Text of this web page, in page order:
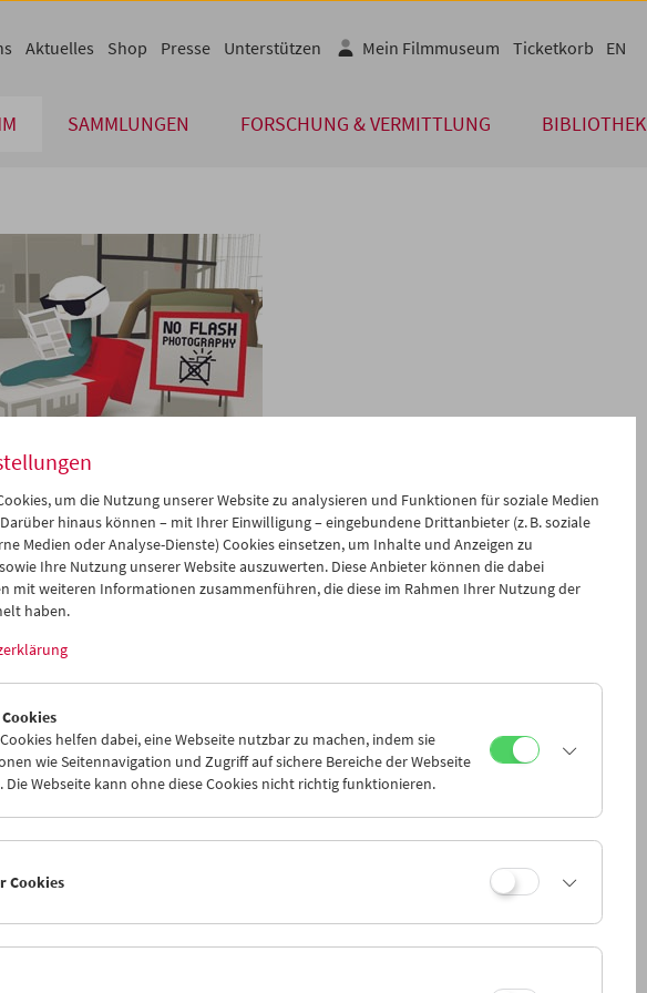
SAMMLUNGEN FORSCHUNG & VERMITTLUNG BIBLIOTHEK
Aktuelles Shop Presse Unterstützen Mein Filmmuseum Ticketkorb EN
Leinwand
1900 | 2012: Bücher und Filme
2012
1890 und 1914 als Kunst des industriellen Zeitalters entfaltet, mit seinen verbotenen
seinen neuen Wahrnehmungsoptionen für ein Massenpublikum und seinen
gegenüber der bürgerlichen Kultur. Zweitens: wie der Film heute, im digitalen
ganz neue Falten wirft; wie sich seine Räume, Bilder und Wahrnehmungen
– im dichten Wechselspiel zwischen Kino, Internet und den klassischen Künsten
Angesicht neuer „User“-Psychologie und „grenzenloser“ Cinephilie. Ob – und wenn
innen, die mögliche Brücken und Abgründe zwischen den beiden Epochen
Publikationen handelt es sich umTraum und Exzess,Klaus Kreimeiers schillernde
des frühen Kinos ­(erschienen in der gemeinsamen Reihe von Zsolnay-Verlag
um die Nutzung unserer Website zu analysieren und Funktionen für soziale Medien
hinaus können – mit Ihrer Einwilligung – eingebundene Drittanbieter (z. B. soziale
Medien oder Analyse-Dienste) Cookies einsetzen, um Inhalte und Anzeigen zu
Ihre Nutzung unserer Website auszuwerten. Diese Anbieter können die dabei
mit weiteren Informationen zusammenführen, die diese im Rahmen Ihrer Nutzung der
haben.
helfen dabei, eine Webseite nutzbar zu machen, indem sie
wie Seitennavigation und Zugriff auf sichere Bereiche der Webseite
Die Webseite kann ohne diese Cookies nicht richtig funktionieren.
Cookies